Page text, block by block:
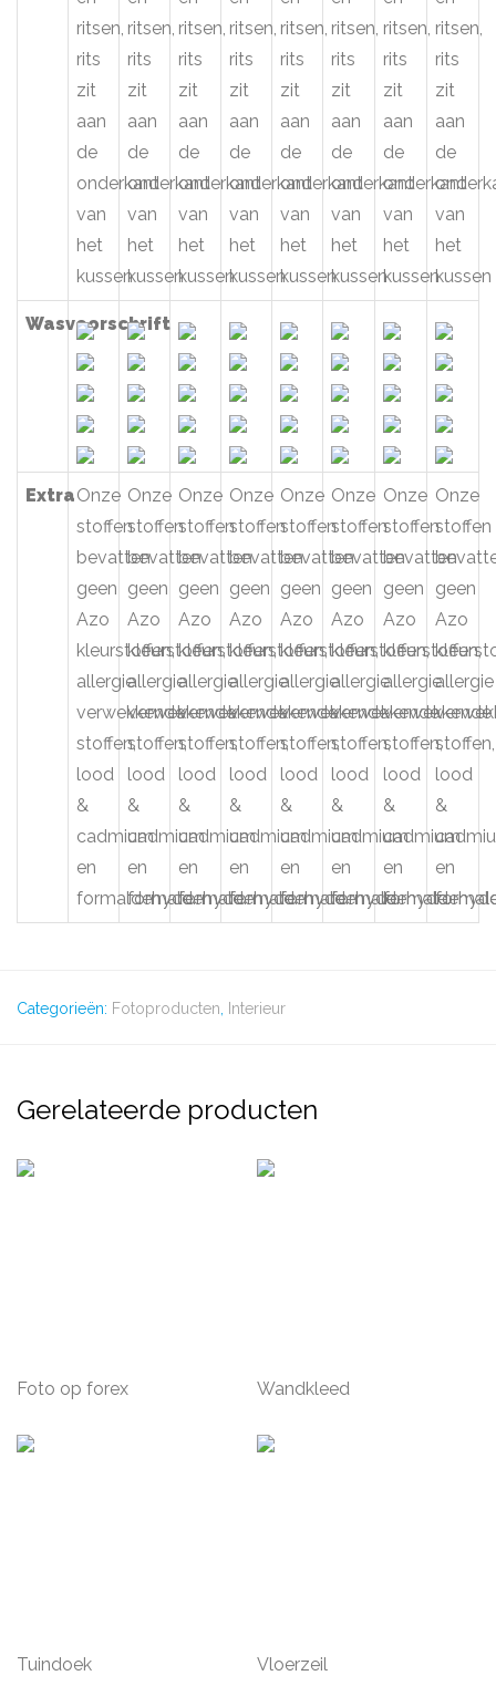
ritsen,
rits
zit
aan
de
onderkant
van
het
kussen
ritsen,
rits
zit
aan
de
onderkant
van
het
kussen
ritsen,
rits
zit
aan
de
onderkant
van
het
kussen
ritsen,
rits
zit
aan
de
onderkant
van
het
kussen
ritsen,
rits
zit
aan
de
onderkant
van
het
kussen
ritsen,
rits
zit
aan
de
onderkant
van
het
kussen
ritsen,
rits
zit
aan
de
onderkant
van
het
kussen
ritsen,
rits
zit
aan
de
van
het
kussen
Wasvoorschrift
ExtraOnze
stoffen
bevatten
geen
Azo
kleurstoffen,
allergie
verwekkende
stoffen,
lood
&
cadmium
en
formaldehyde.
Onze
stoffen
bevatten
geen
Azo
kleurstoffen,
allergie
verwekkende
stoffen,
lood
&
cadmium
en
formaldehyde.
Onze
stoffen
bevatten
geen
Azo
kleurstoffen,
allergie
verwekkende
stoffen,
lood
&
cadmium
en
formaldehyde.
Onze
stoffen
bevatten
geen
Azo
kleurstoffen,
allergie
verwekkende
stoffen,
lood
&
cadmium
en
formaldehyde.
Onze
stoffen
bevatten
geen
Azo
kleurstoffen,
allergie
verwekkende
stoffen,
lood
&
cadmium
en
formaldehyde.
Onze
stoffen
bevatten
geen
Azo
kleurstoffen,
allergie
verwekkende
stoffen,
lood
&
cadmium
en
formaldehyde.
Onze
stoffen
bevatten
geen
Azo
kleurstoffen,
allergie
verwekkende
stoffen,
lood
&
cadmium
en
Onze
stoffen
geen
Azo
allergie
stoffen,
lood
&
en
Categorieën: Fotoproducten, Interieur
Gerelateerde producten
Foto op forex Wandkleed
Tuindoek Vloerzeil